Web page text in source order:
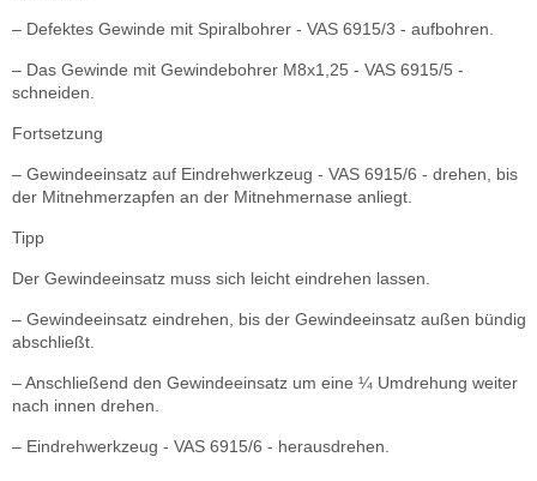
– Defektes Gewinde mit Spiralbohrer - VAS 6915/3 - aufbohren.
– Das Gewinde mit Gewindebohrer M8x1,25 - VAS 6915/5 -
schneiden.
Fortsetzung
– Gewindeeinsatz auf Eindrehwerkzeug - VAS 6915/6 - drehen, bis
der Mitnehmerzapfen an der Mitnehmernase anliegt.
Tipp
Der Gewindeeinsatz muss sich leicht eindrehen lassen.
– Gewindeeinsatz eindrehen, bis der Gewindeeinsatz außen bündig
abschließt.
– Anschließend den Gewindeeinsatz um eine ¼ Umdrehung weiter
nach innen drehen.
– Eindrehwerkzeug - VAS 6915/6 - herausdrehen.